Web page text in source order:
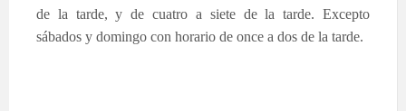
de la tarde, y de cuatro a siete de la tarde. Excepto
sábados y domingo con horario de once a dos de la tarde.